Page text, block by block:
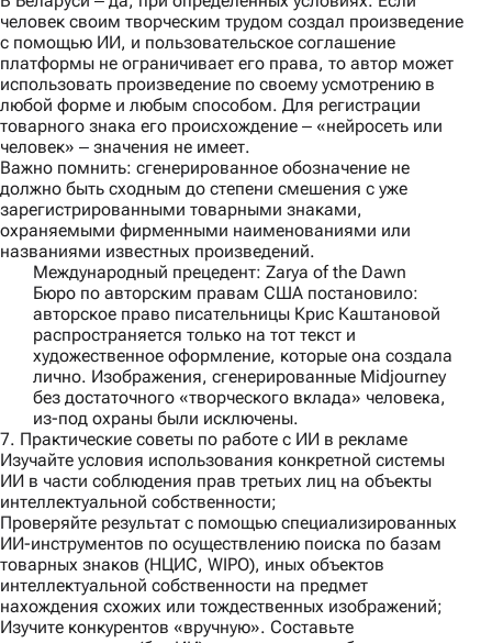
человек своим творческим трудом создал произведение
с помощью ИИ, и пользовательское соглашение
платформы не ограничивает его права, то автор может
использовать произведение по своему усмотрению в
любой форме и любым способом. Для регистрации
товарного знака его происхождение ‒ «нейросеть или
человек» ‒ значения не имеет.
Важно помнить: сгенерированное обозначение не
должно быть сходным до степени смешения с уже
зарегистрированными товарными знаками,
охраняемыми фирменными наименованиями или
названиями известных произведений.
Международный прецедент: Zarya of the Dawn
Бюро по авторским правам США постановило:
авторское право писательницы Крис Каштановой
распространяется только на тот текст и
художественное оформление, которые она создала
лично. Изображения, сгенерированные Midjourney
без достаточного «творческого вклада» человека,
из-под охраны были исключены.
7. Практические советы по работе с ИИ в рекламе
Изучайте условия использования конкретной системы
ИИ в части соблюдения прав третьих лиц на объекты
интеллектуальной собственности;
Проверяйте результат с помощью специализированных
ИИ-инструментов по осуществлению поиска по базам
товарных знаков (НЦИС, WIPO), иных объектов
интеллектуальной собственности на предмет
нахождения схожих или тождественных изображений;
Изучите конкурентов «вручную». Составьте